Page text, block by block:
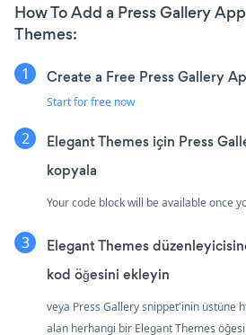
How To Add a Press Gallery
Themes:
Create a Free Press Gallery
Start for free now
Elegant Themes için Press
kopyala
Your code block will be available once
Elegant Themes
kod öğesini ekleyin
veya Press Gallery snippet'inin üstüne
alan herhangi bir Elegant Themes